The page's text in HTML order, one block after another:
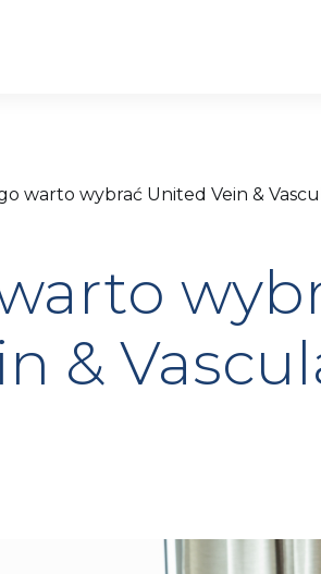
warto wybrać United Vein &
&